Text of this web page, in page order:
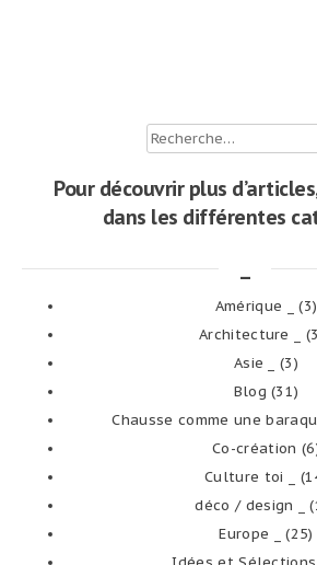
Rechercher :
Pour découvrir plus
dans les différentes
Amérique _
(3)
Architecture _
Asie _
(3)
Blog (31)
Chausse comme une
Co-création
Culture toi _
déco / design _
Europe _
(25)